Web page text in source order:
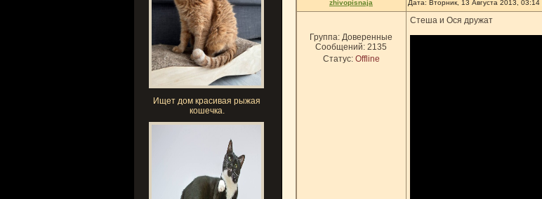
Ищет дом красивая рыжая
кошечка.
zhivopisnaja Дата: Вторник, 13 Августа 2013,
Группа: Доверенные
Сообщений: 2135
Статус: Offline
Стеша и Ося дружат